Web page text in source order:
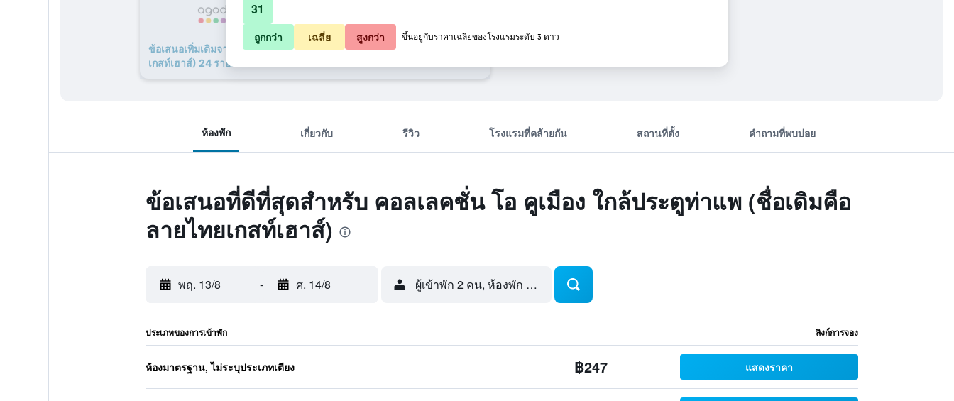
ข้อเสนอเพิ่มเติมจาก คอลเลคชั่น โอ คูเมือง ใกล้ประตูท่าแพ (ชื่อเดิมคือลายไทย
เกสท์เฮาส์) 24 รายการ
ห้องพัก เกี่ยวกับ รีวิว โรงแรมที่คล้ายกัน สถานที่ตั้ง คำถามที่พบบ่อย
ข้อเสนอที่ดีที่สุดสำหรับ คอลเลคชั่น โอ คูเมือง ใกล้ประตูท่าแพ (ชื่อเดิมคือ
ลายไทยเกสท์เฮาส์)
พฤ. 13/8 - ศ. 14/8 ผู้เข้าพัก 2 คน, ห้องพัก 1 ห้อง
ประเภทของการเข้าพัก ลิงก์การจอง
ห้องมาตรฐาน, ไม่ระบุประเภทเตียง ฿247 แสดงราคา
31
ถูกกว่า เฉลี่ย สูงกว่า ขึ้นอยู่กับราคาเฉลี่ยของโรงแรมระดับ 3 ดาว